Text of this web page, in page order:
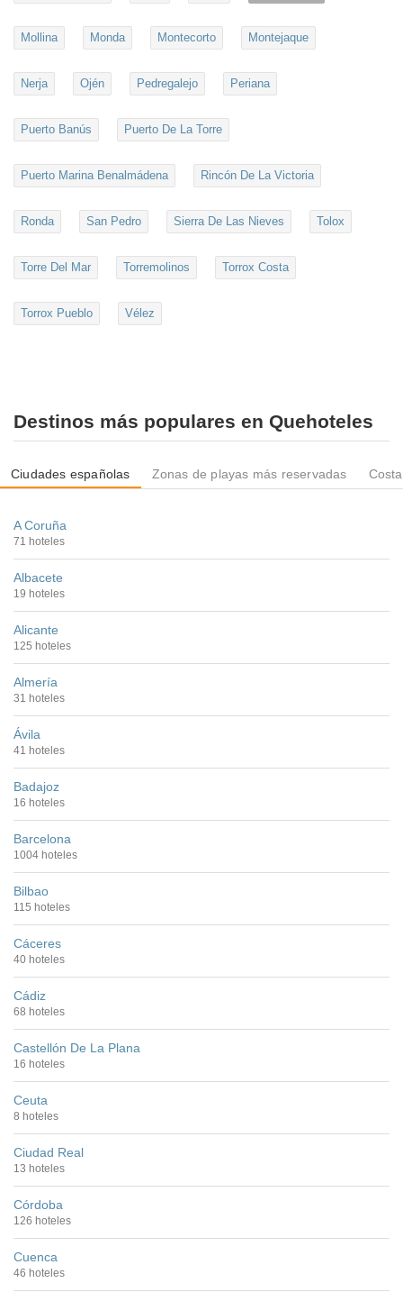
Mollina Monda Montecorto Montejaque
Nerja Ojén Pedregalejo Periana
Puerto Banús Puerto De La Torre
Puerto Marina Benalmádena Rincón De La Victoria
Ronda San Pedro Sierra De Las Nieves Tolox
Torre Del Mar Torremolinos Torrox Costa
Torrox Pueblo Vélez
Destinos más populares en Quehoteles
Ciudades españolas Zonas de playas más reservadas
A Coruña
71 hoteles
Albacete
19 hoteles
Alicante
125 hoteles
Almería
31 hoteles
Ávila
41 hoteles
Badajoz
16 hoteles
Barcelona
1004 hoteles
Bilbao
115 hoteles
Cáceres
40 hoteles
Cádiz
68 hoteles
Castellón De La Plana
16 hoteles
Ceuta
8 hoteles
Ciudad Real
13 hoteles
Córdoba
126 hoteles
Cuenca
46 hoteles